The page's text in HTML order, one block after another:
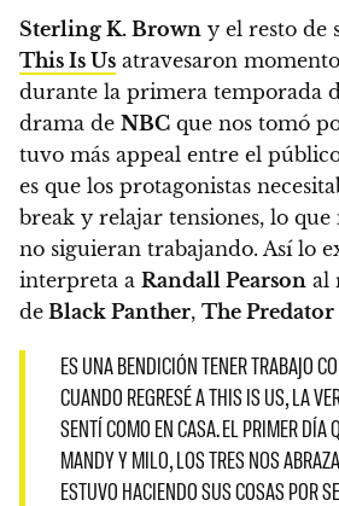
Sterling K. Brown y el resto de
This Is Us atravesaron
durante la primera temporada
drama de NBC que nos tomó
tuvo más appeal entre el
es que los protagonistas
break y relajar tensiones, lo
no siguieran trabajando. Así lo
interpreta a Randall Pearson al
de Black Panther, The Predator
ES UNA BENDICIÓN TENER TRABAJO
CUANDO REGRESÉ A THIS IS US, LA
SENTÍ COMO EN CASA. EL PRIMER DÍA
MANDY Y MILO, LOS TRES NOS
ESTUVO HACIENDO SUS COSAS POR